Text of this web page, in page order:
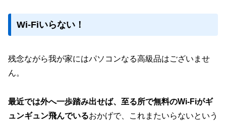
Wi-Fiいらない！
残念ながら我が家にはパソコンなる高級品はございませ
ん。
最近では外へ一歩踏み出せば、至る所で無料のWi-Fiがギ
ュンギュン飛んでいるおかげで、これまたいらないという